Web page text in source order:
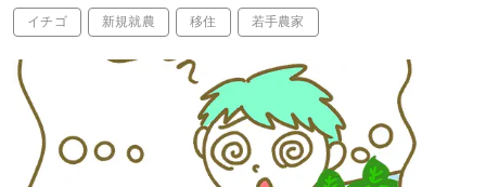
イチゴ 新規就農 移住 若手農家